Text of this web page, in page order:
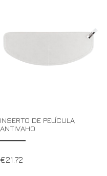
INSERTO DE PELÍCULA
ANTIVAHO
€21.72